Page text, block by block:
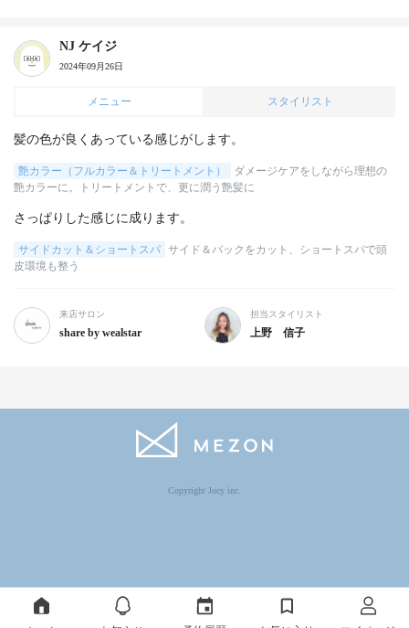
NJ ケイジ
2024年09月26日
メニュー スタイリスト
髪の色が良くあっている感じがします。
艶カラー（フルカラー＆トリートメント）
ダメージケアをしながら理想の
艶カラーに。トリートメントで、更に潤う艶髪に
さっぱりした感じに成ります。
サイドカット＆ショートスパ サイド＆バックをカット、ショートスパで頭
皮環境も整う
来店サロン
share by wealstar
担当スタイリスト
上野 信子
Copyright Jocy inc.